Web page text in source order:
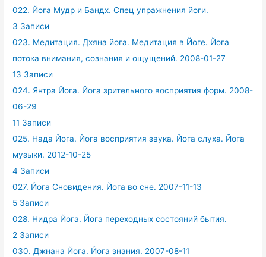
022. Йога Мудр и Бандх. Спец упражнения йоги.
3 Записи
023. Медитация. Дхяна йога. Медитация в Йоге. Йога
потока внимания, сознания и ощущений. 2008-01-27
13 Записи
024. Янтра Йога. Йога зрительного восприятия форм. 2008-
06-29
11 Записи
025. Нада Йога. Йога восприятия звука. Йога слуха. Йога
музыки. 2012-10-25
4 Записи
027. Йога Сновидения. Йога во сне. 2007-11-13
5 Записи
028. Нидра Йога. Йога переходных состояний бытия.
2 Записи
030. Джнана Йога. Йога знания. 2007-08-11